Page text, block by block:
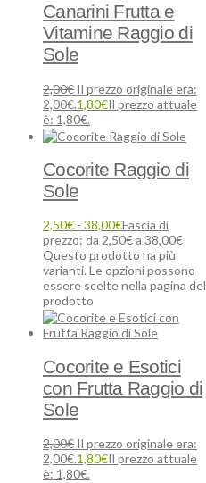
Canarini Frutta e
Vitamine Raggio di
Sole
2,00€ Il prezzo originale era:
2,00€.1,80€Il prezzo attuale
è: 1,80€.
Cocorite Raggio di
Sole
2,50€ - 38,00€Fascia di
prezzo: da 2,50€ a 38,00€
Questo prodotto ha più
varianti. Le opzioni possono
essere scelte nella pagina del
prodotto
Cocorite e Esotici
con Frutta Raggio di
Sole
2,00€ Il prezzo originale era:
2,00€.1,80€Il prezzo attuale
è: 1,80€.